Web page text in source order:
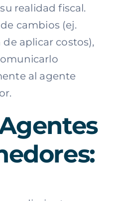
realidad fiscal.
cambios (ej.
de aplicar costos),
al agente